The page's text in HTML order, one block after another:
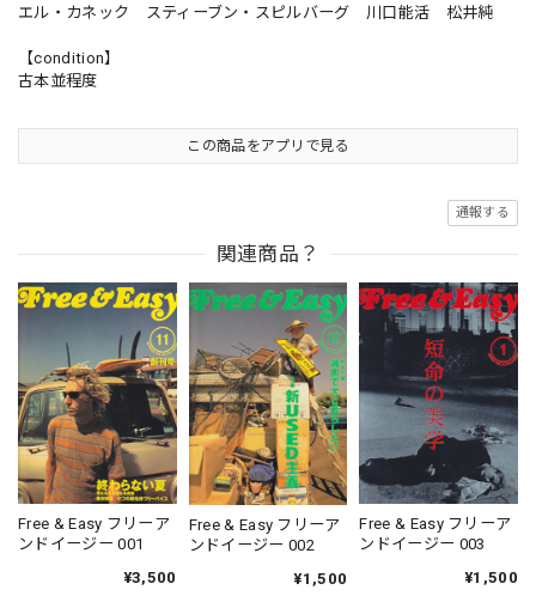
エル・カネック スティーブン・スピルバーグ 川口能活 松井純
【condition】
古本並程度
この商品をアプリで見る
通報する
関連商品？
Free & Easy フリーア
ンドイージー 001
¥3,500
Free & Easy フリーア
ンドイージー 002
¥1,500
Free & Easy フリーア
ンドイージー 003
¥1,500